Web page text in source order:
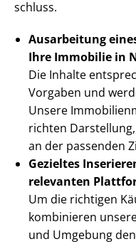
schluss.
Ausarbeitung
Ihre Immobilie in
Die Inhalte
Vorgaben und
Unsere
richten
an der passenden
Gezieltes
relevanten
Um die richtigen
kombinieren
und Umgebung